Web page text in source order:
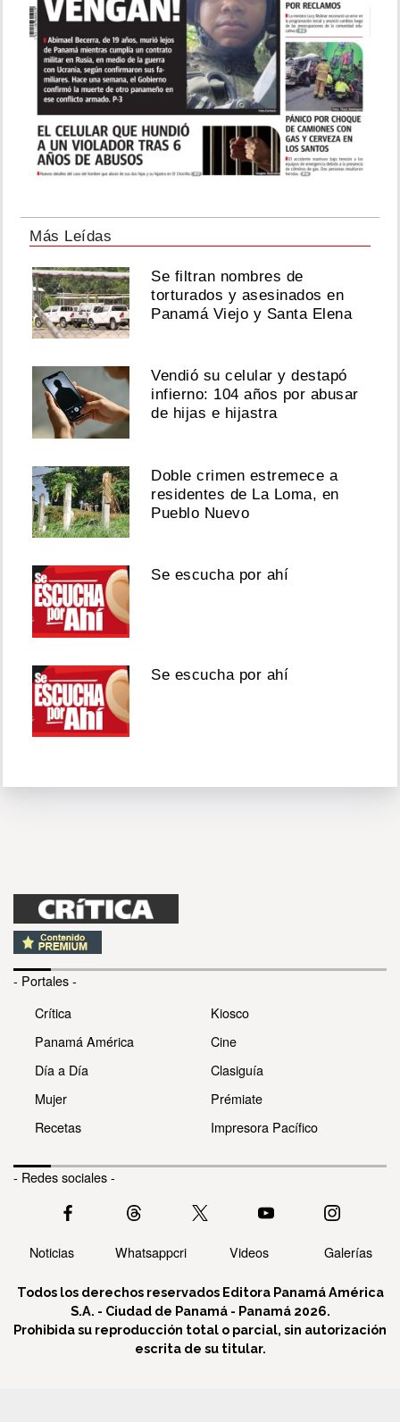
Más Leídas
Se filtran nombres de
torturados y asesinados en
Panamá Viejo y Santa Elena
Vendió su celular y destapó
infierno: 104 años por abusar
de hijas e hijastra
Doble crimen estremece a
residentes de La Loma, en
Pueblo Nuevo
Se escucha por ahí
Se escucha por ahí
- Portales -
Crítica
Panamá América
Día a Día
Mujer
Recetas
Kiosco
Cine
Clasiguía
Prémiate
Impresora Pacífico
- Redes sociales -
Noticias Whatsappcri Videos Galerías
Todos los derechos reservados Editora Panamá América
S.A. - Ciudad de Panamá - Panamá 2026.
Prohibida su reproducción total o parcial, sin autorización
escrita de su titular.